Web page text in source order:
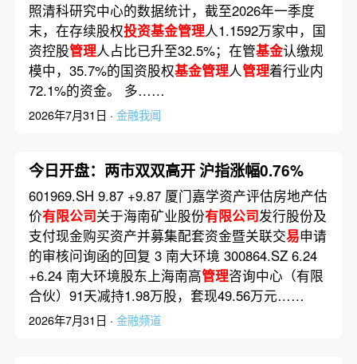
照清科研究中心的数据统计，截至2026年一季度
末，在存续股权投资基金管理人1.1592万家中，国
资控股管理人占比已升至32.5%；在管基金认缴规
模中，35.7%的国资股权基金管理人管理着行业内
72.1%的资金。 多……
2026年7月31日 · 金融我闻
今日开盘：两市双双高开 沪指涨幅0.76%
601969.SH 9.87 +9.87 厦门嘉学资产评估房地产估
价有限公司关于海南矿业股份有限公司发行股份及
支付现金购买资产并募集配套资金暨关联交易申请
的审核问询函的回复 3 南大环境 300864.SZ 6.24
+6.24 南大环境股东上海南高管理咨询中心（有限
合伙）91天减持1.98万股，套现49.56万元……
2026年7月31日 · 金融频道